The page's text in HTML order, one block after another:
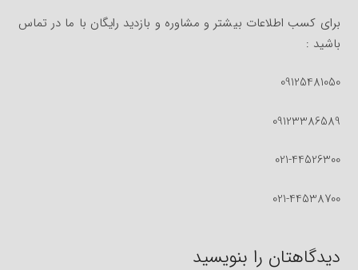
برای کسب اطلاعات بیشتر و مشاوره و بازدید رایگان با ما در تماس
باشید :
09125481050
09123386589
021-44526300
021-44538700
دیدگاهتان را بنویسید